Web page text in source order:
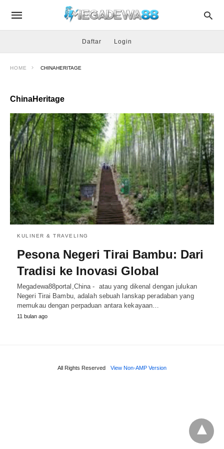
Daftar Login
HOME CHINAHERITAGE
ChinaHeritage
KULINER & TRAVELING
Pesona Negeri Tirai Bambu: Dari
Tradisi ke Inovasi Global
Megadewa88portal,China - atau yang dikenal dengan julukan
Negeri Tirai Bambu, adalah sebuah lanskap peradaban yang
memukau dengan perpaduan antara kekayaan…
11 bulan ago
All Rights Reserved View Non-AMP Version